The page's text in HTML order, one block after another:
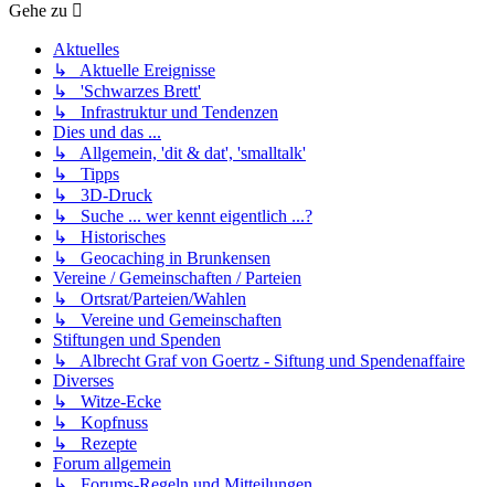
Gehe zu
Aktuelles
↳ Aktuelle Ereignisse
↳ 'Schwarzes Brett'
↳ Infrastruktur und Tendenzen
Dies und das ...
↳ Allgemein, 'dit & dat', 'smalltalk'
↳ Tipps
↳ 3D-Druck
↳ Suche ... wer kennt eigentlich ...?
↳ Historisches
↳ Geocaching in Brunkensen
Vereine / Gemeinschaften / Parteien
↳ Ortsrat/Parteien/Wahlen
↳ Vereine und Gemeinschaften
Stiftungen und Spenden
↳ Albrecht Graf von Goertz - Siftung und Spendenaffaire
Diverses
↳ Witze-Ecke
↳ Kopfnuss
↳ Rezepte
Forum allgemein